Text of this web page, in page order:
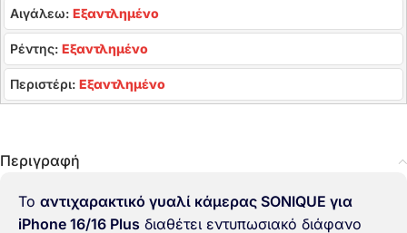
Αιγάλεω: Εξαντλημένο
Ρέντης: Εξαντλημένο
Περιστέρι: Εξαντλημένο
Περιγραφή
Το αντιχαρακτικό γυαλί κάμερας SONIQUE για
iPhone 16/16 Plus διαθέτει εντυπωσιακό διάφανο